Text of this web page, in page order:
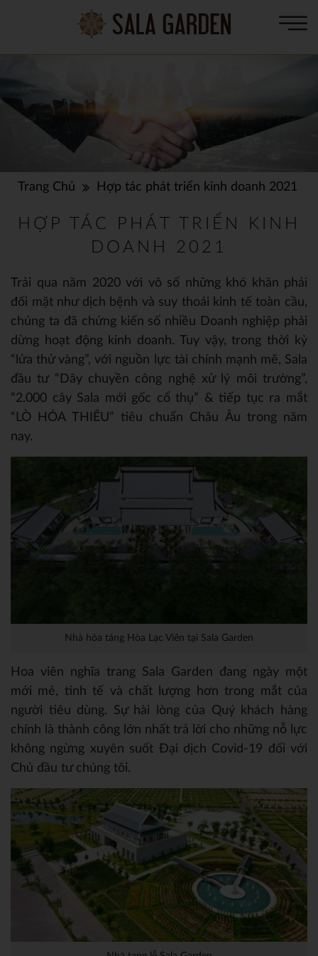
Trang Chủ Hợp tác phát triển kinh doanh 2021
HỢP TÁC PHÁT TRIỂN KINH
DOANH 2021
Trải qua năm 2020 với vô số những khó khăn phải
đối mặt như dịch bệnh và suy thoái kinh tế toàn cầu,
chúng ta đã chứng kiến số nhiều Doanh nghiệp phải
dừng hoạt động kinh doanh. Tuy vậy, trong thời kỳ
“lửa thử vàng”, với nguồn lực tài chính mạnh mẽ, Sala
đầu tư “Dây chuyền công nghệ xử lý môi trường”,
“2.000 cây Sala mới gốc cổ thụ” & tiếp tục ra mắt
“LÒ HỎA THIÊU” tiêu chuẩn Châu Âu trong năm
nay.
Nhà hỏa táng Hòa Lạc Viên tại Sala Garden
Hoa viên nghĩa trang Sala Garden đang ngày một
mới mẻ, tinh tế và chất lượng hơn trong mắt của
người tiêu dùng. Sự hài lòng của Quý khách hàng
chính là thành công lớn nhất trả lời cho những nỗ lực
không ngừng xuyên suốt Đại dịch Covid-19 đối với
Chủ đầu tư chúng tôi.